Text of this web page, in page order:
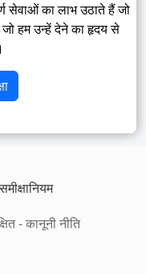
सेवाओं का लाभ उठाते हैं जो
हम उन्हें देने का हृदय से
नियम
-कानूनी नीति